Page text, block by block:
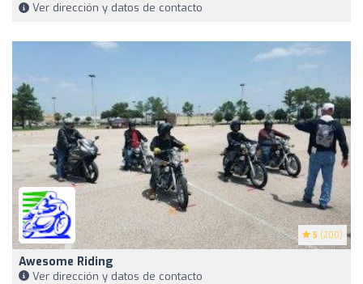
Ver dirección y datos de contacto
5 (200)
Awesome Riding
Ver dirección y datos de contacto